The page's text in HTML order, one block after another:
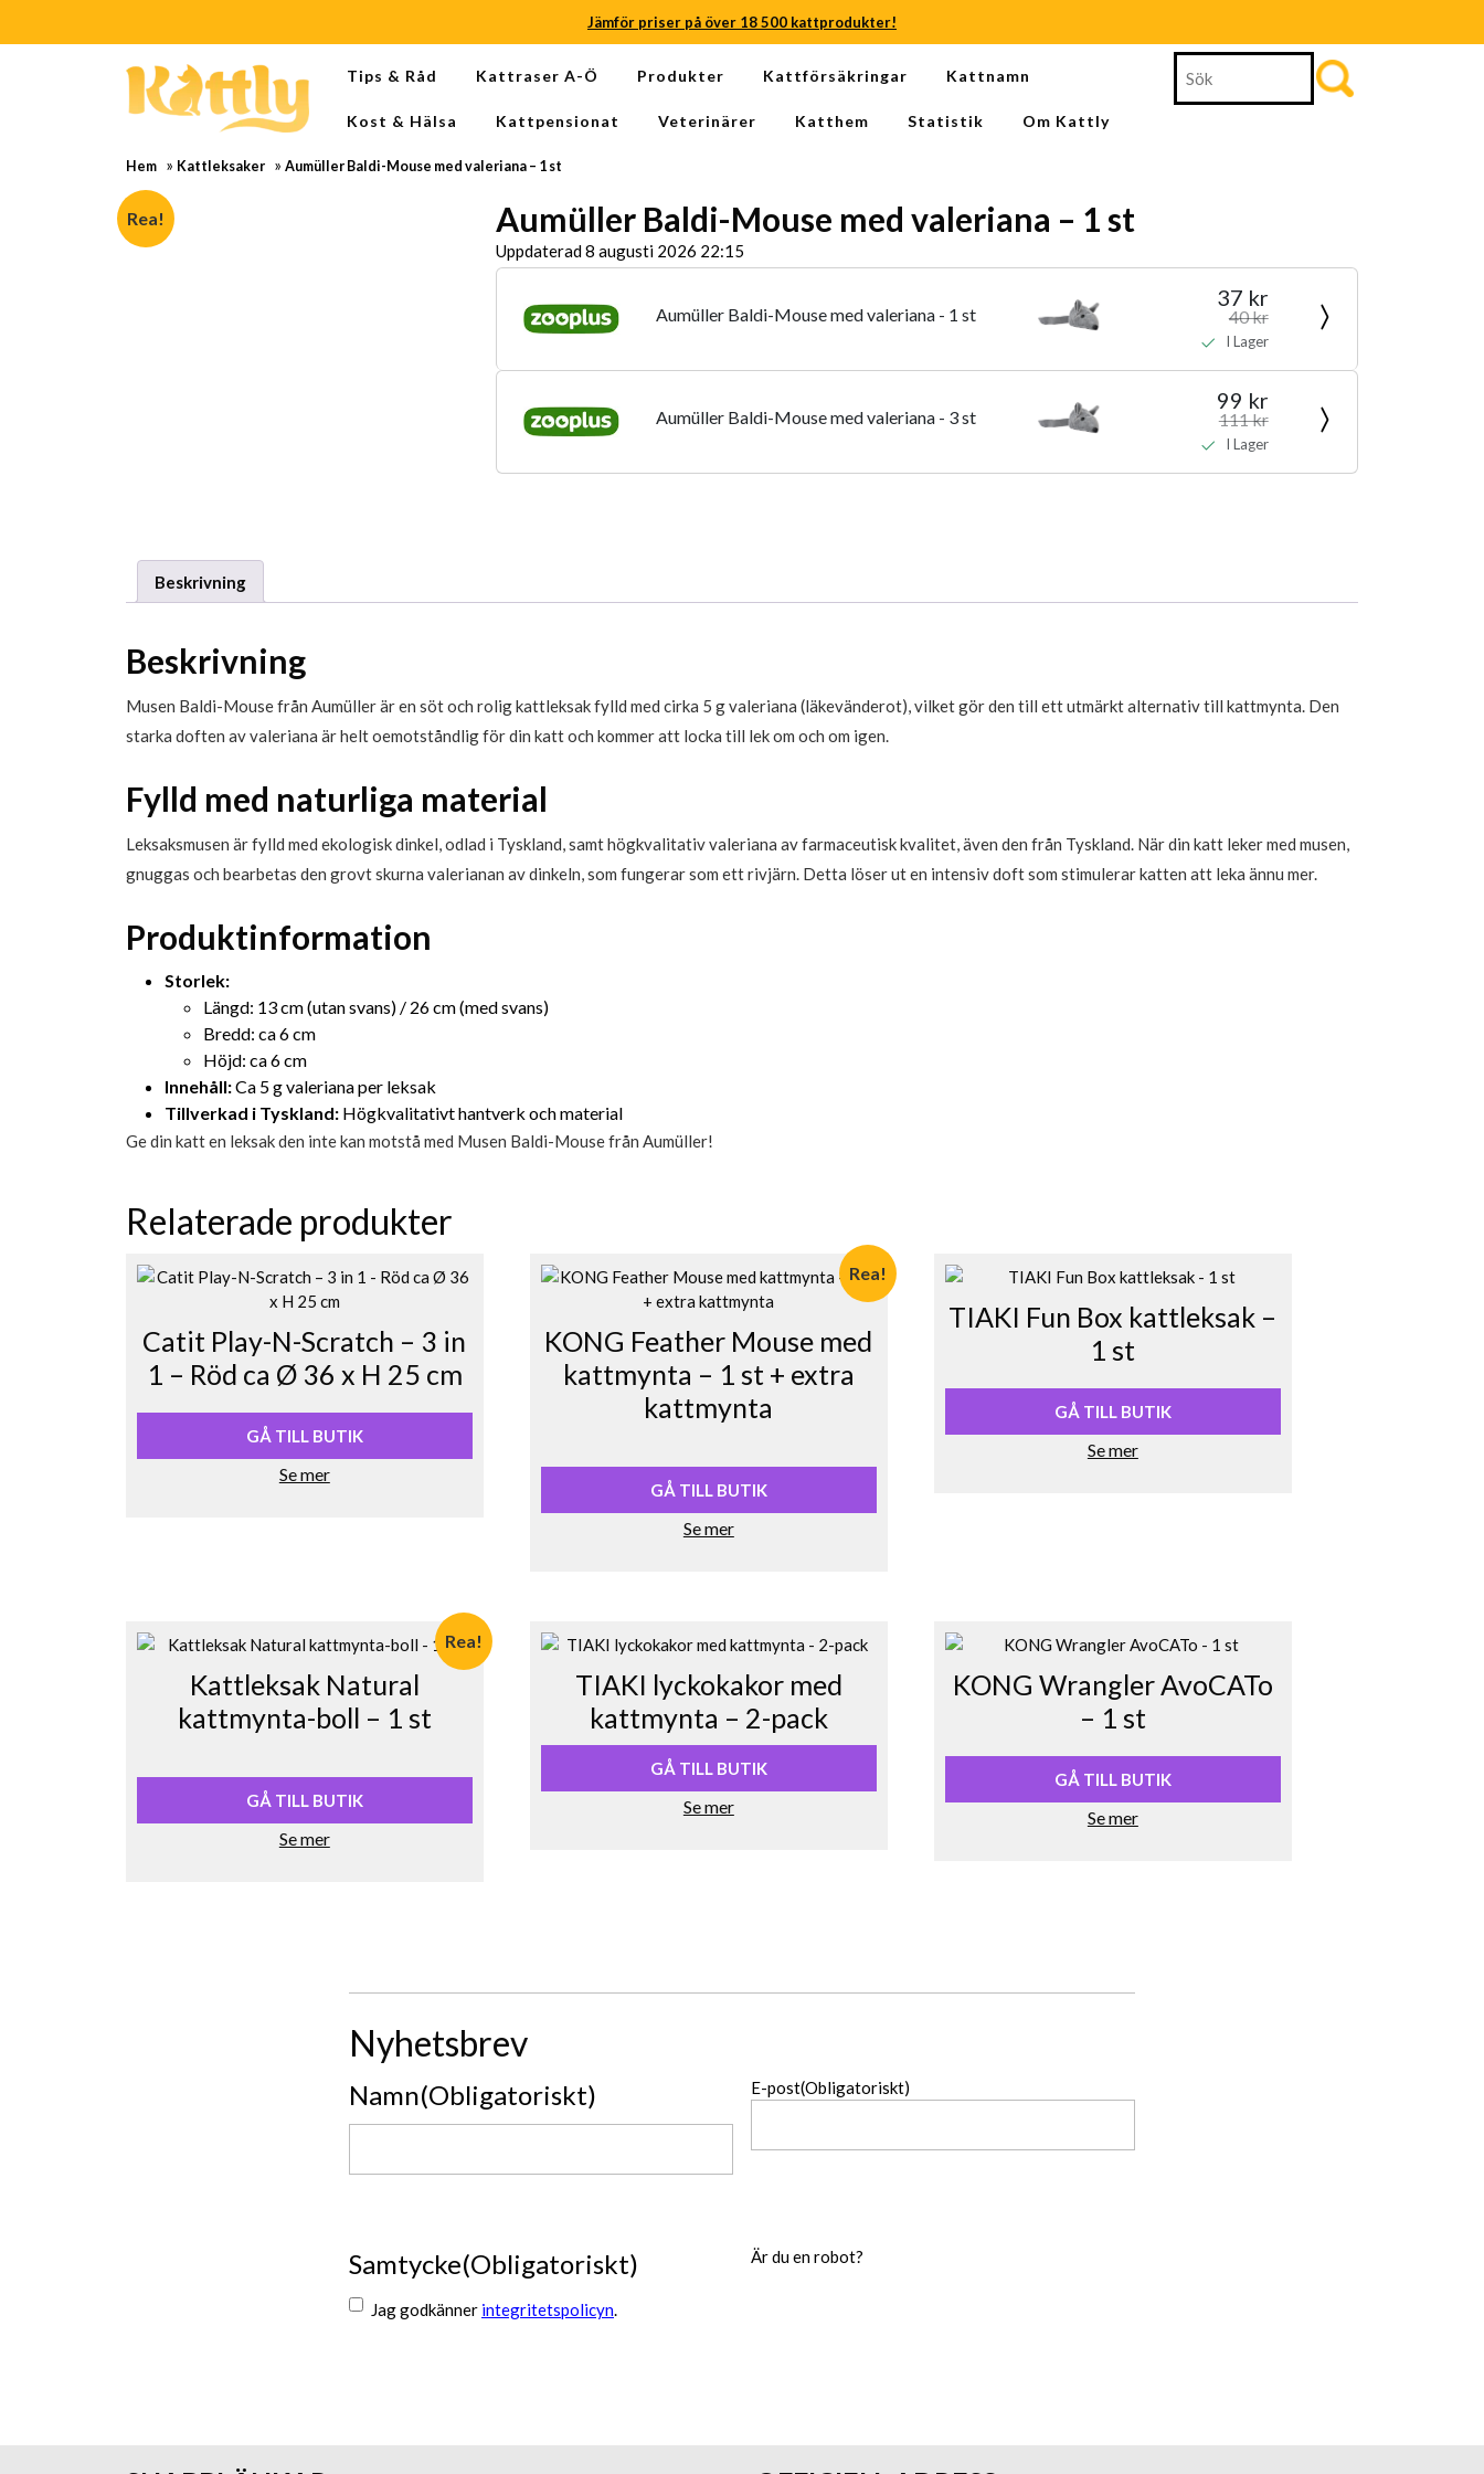
Jämför priser på över 18 500 kattprodukter!
Jämför priser på över 18 500 kattprodukter!
Jämför priser på över 18 500 kattprodukter!
Tips & Råd Kattraser A-Ö Produkter Kattförsäkringar Kattnamn
Kost & Hälsa Kattpensionat Veterinärer Katthem Statistik Om Kattly
for:
Hem » Kattleksaker » Aumüller Baldi-Mouse med valeriana – 1 st
Rea! Aumüller Baldi-Mouse med valeriana – 1 st
Uppdaterad 8 augusti 2026 22:15
Aumüller Baldi-Mouse med valeriana - 1 st
37 kr
40 kr
I Lager
Aumüller Baldi-Mouse med valeriana - 3 st
99 kr
111 kr
I Lager
Beskrivning
Beskrivning
Musen Baldi-Mouse från Aumüller är en söt och rolig kattleksak fylld med cirka 5 g valeriana (läkevänderot), vilket gör den till ett utmärkt alternativ till kattmynta. Den
starka doften av valeriana är helt oemotståndlig för din katt och kommer att locka till lek om och om igen.
Fylld med naturliga material
Leksaksmusen är fylld med ekologisk dinkel, odlad i Tyskland, samt högkvalitativ valeriana av farmaceutisk kvalitet, även den från Tyskland. När din katt leker med musen,
gnuggas och bearbetas den grovt skurna valerianan av dinkeln, som fungerar som ett rivjärn. Detta löser ut en intensiv doft som stimulerar katten att leka ännu mer.
Produktinformation
Storlek:
Längd: 13 cm (utan svans) / 26 cm (med svans)
Bredd: ca 6 cm
Höjd: ca 6 cm
Innehåll:Ca 5 g valeriana per leksak
Tillverkad i Tyskland: Högkvalitativt hantverk och material
Ge din katt en leksak den inte kan motstå med Musen Baldi-Mouse från Aumüller!
Relaterade produkter
Catit Play-N-Scratch – 3 in
1 – Röd ca Ø 36 x H 25 cm
GÅ TILL BUTIK
Se mer
Rea!
KONG Feather Mouse med
kattmynta – 1 st + extra
kattmynta
ursprungliga
priset
60,50 kr.
nuvarande
priset
56,00 kr.
GÅ TILL BUTIK
Se mer
TIAKI Fun Box kattleksak –
1 st
GÅ TILL BUTIK
Se mer
Rea!
Kattleksak Natural
kattmynta-boll – 1 st
ursprungliga
priset
26,00 kr.
nuvarande
priset
20,80 kr.
GÅ TILL BUTIK
Se mer
TIAKI lyckokakor med
kattmynta – 2-pack
GÅ TILL BUTIK
Se mer
KONG Wrangler AvoCATo
– 1 st
GÅ TILL BUTIK
Se mer
Nyhetsbrev
Namn(Obligatoriskt) E-post(Obligatoriskt)
Samtycke(Obligatoriskt)
Jag godkänner integritetspolicyn.
Är du en robot?